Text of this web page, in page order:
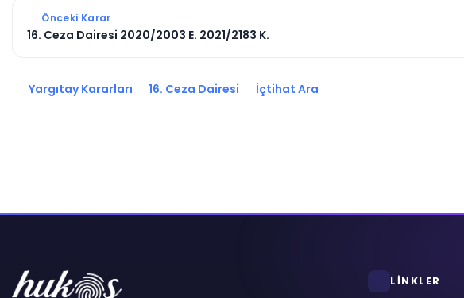
Önceki Karar
16. Ceza Dairesi 2020/2003 E. 2021/2183 K.
Yargıtay Kararları 16. Ceza Dairesi İçtihat Ara
LİNKLER